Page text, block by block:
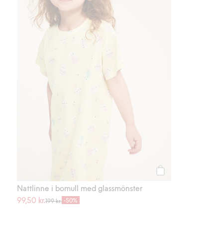
Nattlinne i bomull med glassmönster
99,50 kr.199 kr. -50%